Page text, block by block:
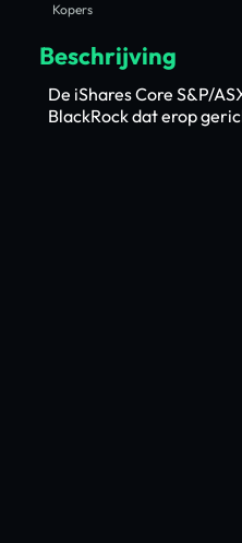
Kopers
Beschrijving
De iShares Core S&P/
BlackRock dat erop